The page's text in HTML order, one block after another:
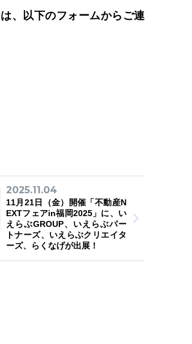
、以下のフォームからご連
2025.11.04
11月21日（金）開催「不動産N
EXTフェアin福岡2025」に、い
えらぶGROUP、いえらぶパー
トナーズ、いえらぶクリエイタ
ーズ、らくなげが出展！